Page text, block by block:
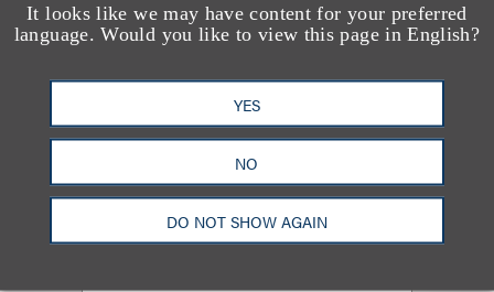
It looks like we may have content for your preferred
language. Would you like to view this page in English?
YES
NO
DO NOT SHOW AGAIN
James D. Taylor
(he/him)
Co-Chair, Loeb & Loeb
Diversity Committee
+1.212.407.4895